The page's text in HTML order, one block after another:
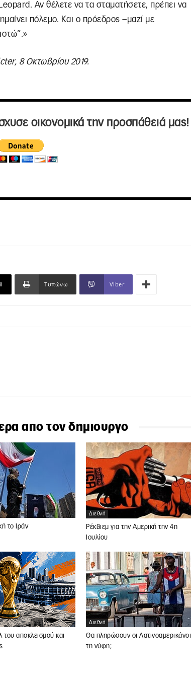
Αν θέλετε να τα σταματήσετε, πρέπει να
πόλεμο. Και ο πρόεδρος –μαζί με
8 Οκτωβρίου2019.
οικονομικά την προσπάθειά μας!
Τυπώνω Viber
απο τον δημιουργο
το Ιράν
Διεθνή
Ρέκβιεμ για την Αμερική την 4η
Ιουλίου
του αποκλεισμού και
Διεθνή
Θα πληρώσουν οι Λατινοαμερικάνοι
τη νύφη;